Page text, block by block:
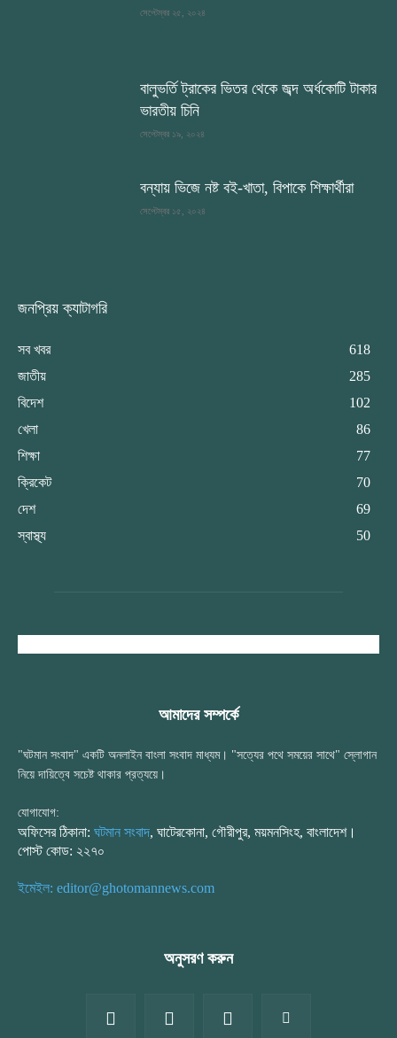
সেপ্টেম্বর ২৫, ২০২৪
বালুভর্তি ট্রাকের ভিতর থেকে জব্দ অর্ধকোটি টাকার
ভারতীয় চিনি
সেপ্টেম্বর ১৯, ২০২৪
বন্যায় ভিজে নষ্ট বই-খাতা, বিপাকে শিক্ষার্থীরা
সেপ্টেম্বর ১৫, ২০২৪
জনপ্রিয় ক্যাটাগরি
সব খবর
618
জাতীয়
285
বিদেশ
102
খেলা
86
শিক্ষা
77
ক্রিকেট
70
দেশ
69
স্বাস্থ্য
50
আমাদের সম্পর্কে
"ঘটমান সংবাদ" একটি অনলাইন বাংলা সংবাদ মাধ্যম। "সত্যের পথে সময়ের সাথে" স্লোগান
নিয়ে দায়িত্বে সচেষ্ট থাকার প্রত্যয়ে।
যোগাযোগ:
অফিসের ঠিকানা: ঘটমান সংবাদ, ঘাটেরকোনা, গৌরীপুর, ময়মনসিংহ, বাংলাদেশ।
পোস্ট কোড: ২২৭০
ইমেইল: editor@ghotomannews.com
অনুসরণ করুন